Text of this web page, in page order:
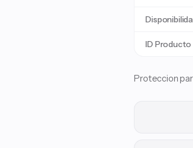
ID Producto
Proteccion